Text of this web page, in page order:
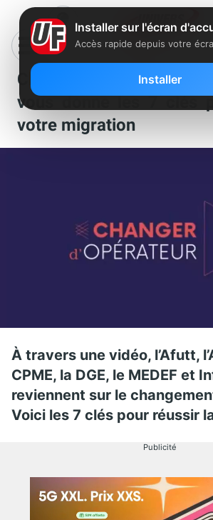
Changement
vous donne les 7 clés
votre migration
À travers une vidéo, l’Afutt,
CPME, la DGE, le MEDEF et
reviennent sur le
Voici les 7 clés pour réussir
Publicité
Installer sur l'écran
Accès rapide depuis votre
Installer